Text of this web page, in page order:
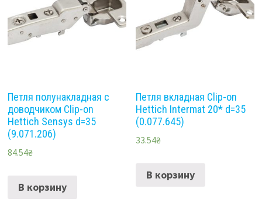
Петля полунакладная с
доводчиком Clip-on
Hettich Sensys d=35
(9.071.206)
84.54₴
В корзину
Петля вкладная Clip-on
Hettich Intermat 20* d=35
(0.077.645)
33.54₴
В корзину